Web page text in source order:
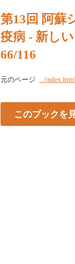
第13回 阿蘇
疫病 - 新し
66/116
元のページ ../
このブックを